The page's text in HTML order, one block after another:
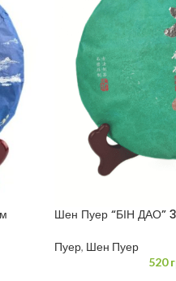
Шен Пуер “БІН ДАО”
Пуер, Шен Пуер
520